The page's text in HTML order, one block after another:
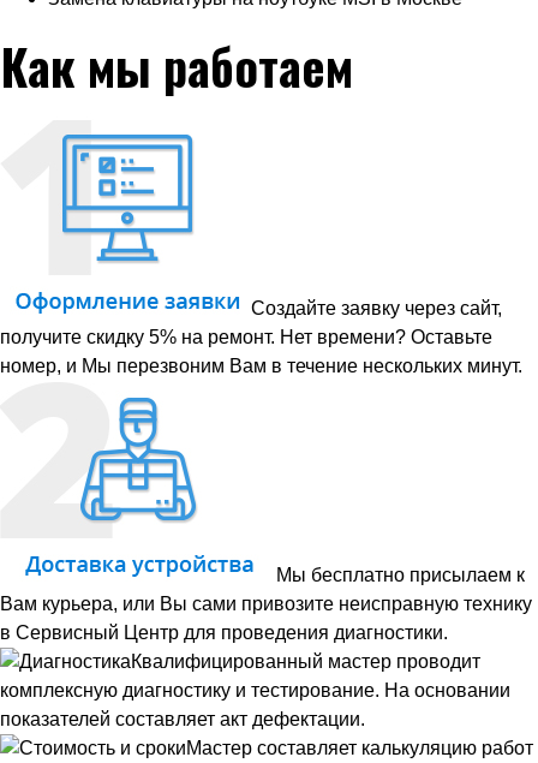
Как мы работаем
Создайте заявку через сайт,
получите скидку 5% на ремонт. Нет времени? Оставьте
номер, и Мы перезвоним Вам в течение нескольких минут.
Мы бесплатно присылаем к
Вам курьера, или Вы сами привозите неисправную технику
в Сервисный Центр для проведения диагностики.
Квалифицированный мастер проводит
комплексную диагностику и тестирование. На основании
показателей составляет акт дефектации.
Мастер составляет калькуляцию работ